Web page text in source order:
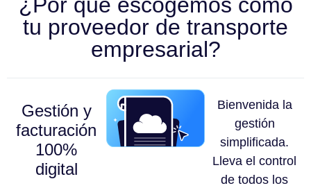
tu proveedor de transporte
empresarial?
Gestión y
facturación
100%
digital
Bienvenida la
gestión
simplificada.
Lleva el control
de todos los